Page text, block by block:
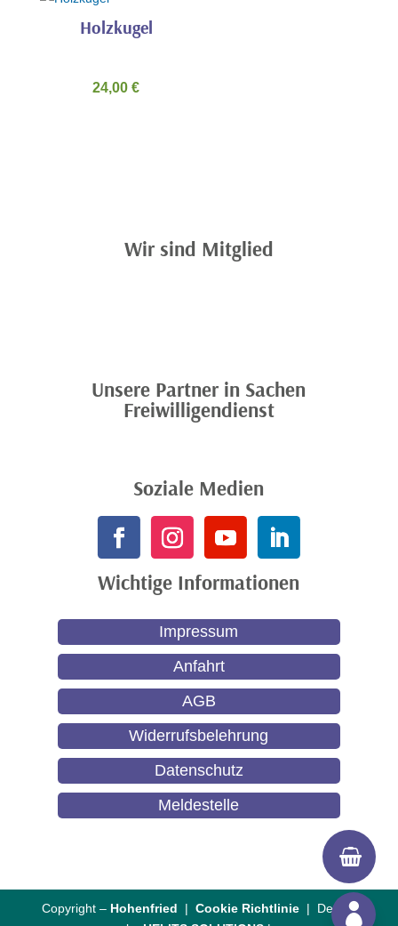

Holzkugel
24,00€
Wir sind Mitglied
Unsere Partner in Sachen
Freiwilligendienst
Soziale Medien
Wichtige Informationen
Impressum
Anfahrt
AGB
Widerrufsbelehrung
Datenschutz
Meldestelle
Copyright – Hohenfried | Cookie Richtlinie| Design